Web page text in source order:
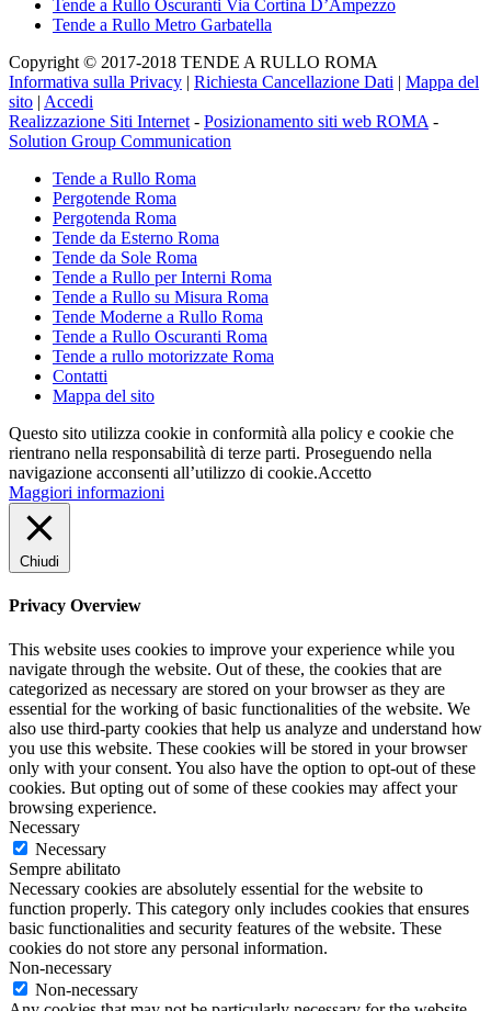
Tende a Rullo Oscuranti Via Cortina D’Ampezzo
Tende a Rullo Metro Garbatella
Copyright © 2017-2018 TENDE A RULLO ROMA
Informativa sulla Privacy | Richiesta Cancellazione Dati | Mappa del
sito | Accedi
Realizzazione Siti Internet - Posizionamento siti web ROMA -
Solution Group Communication
Tende a Rullo Roma
Pergotende Roma
Pergotenda Roma
Tende da Esterno Roma
Tende da Sole Roma
Tende a Rullo per Interni Roma
Tende a Rullo su Misura Roma
Tende Moderne a Rullo Roma
Tende a Rullo Oscuranti Roma
Tende a rullo motorizzate Roma
Contatti
Mappa del sito
Questo sito utilizza cookie in conformità alla policy e cookie che
rientrano nella responsabilità di terze parti. Proseguendo nella
navigazione acconsenti all’utilizzo di cookie.Accetto
Maggiori informazioni
Chiudi
Privacy Overview
This website uses cookies to improve your experience while you
navigate through the website. Out of these, the cookies that are
categorized as necessary are stored on your browser as they are
essential for the working of basic functionalities of the website. We
also use third-party cookies that help us analyze and understand how
you use this website. These cookies will be stored in your browser
only with your consent. You also have the option to opt-out of these
cookies. But opting out of some of these cookies may affect your
browsing experience.
Necessary
Necessary
Sempre abilitato
Necessary cookies are absolutely essential for the website to
function properly. This category only includes cookies that ensures
basic functionalities and security features of the website. These
cookies do not store any personal information.
Non-necessary
Non-necessary